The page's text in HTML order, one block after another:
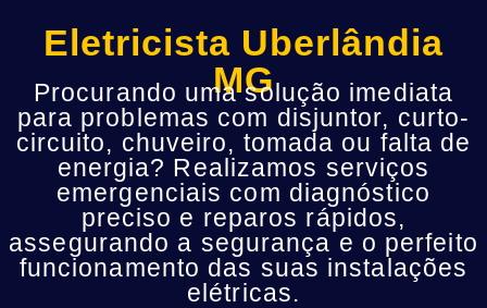
Eletricista Uberlândia
MG
Procurando uma solução imediata
para problemas com disjuntor, curto-
circuito, chuveiro, tomada ou falta de
energia? Realizamos serviços
emergenciais com diagnóstico
preciso e reparos rápidos,
assegurando a segurança e o perfeito
funcionamento das suas instalações
elétricas.